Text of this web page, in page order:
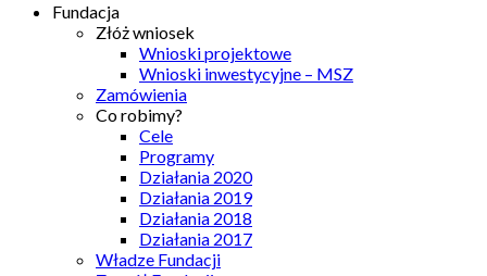
Fundacja
Złóż wniosek
Wnioski projektowe
Wnioski inwestycyjne – MSZ
Zamówienia
Co robimy?
Cele
Programy
Działania 2020
Działania 2019
Działania 2018
Działania 2017
Władze Fundacji